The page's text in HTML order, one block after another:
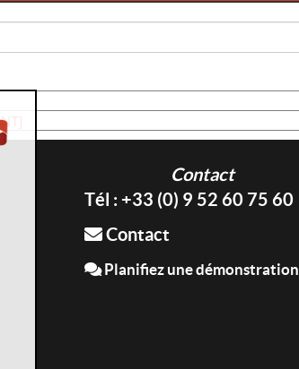
Contact
Tél : +33 (0) 9 52 60 75 60
Contact
Planifiez une démonstration